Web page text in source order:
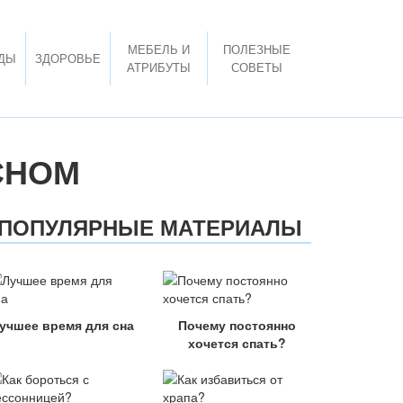
ЗДОРОВЬЕ
МЕБЕЛЬ И
АТРИБУТЫ
ПОЛЕЗНЫЕ
СОВЕТЫ
МАТЕРИАЛЫ
время для сна
Почему постоянно
хочется спать?